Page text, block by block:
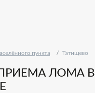
пункта Татищево
ЛОМА В